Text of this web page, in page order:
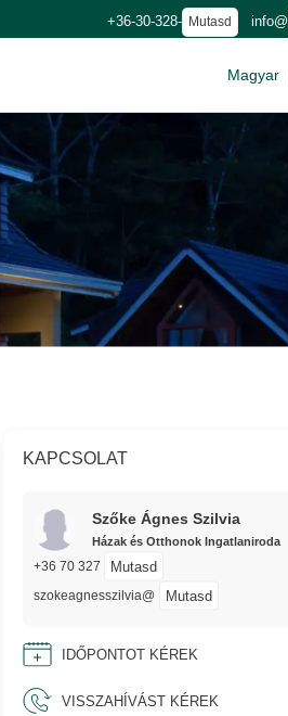
+36-30-328- Mutasd info@
Magyar
KAPCSOLAT
Szőke Ágnes Szilvia
Házak és Otthonok Ingatlaniroda
+36 70 327 Mutasd
szokeagnesszilvia@ Mutasd
IDŐPONTOT KÉREK
VISSZAHÍVÁST KÉREK